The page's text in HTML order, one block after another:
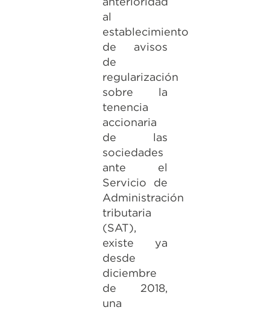
al
establecimiento
de avisos
de
regularización
sobre la
tenencia
accionaria
de las
sociedades
ante el
Servicio de
Administración
tributaria
(SAT),
existe ya
desde
diciembre
de 2018,
una